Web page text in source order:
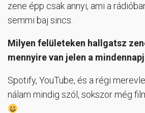
zene épp csak annyi, ami a
semmi baj sincs.
Milyen felületeken hallgatsz
mennyire van jelen a
Spotify, YouTube, és a régi
nálam mindig szól, sokszor még